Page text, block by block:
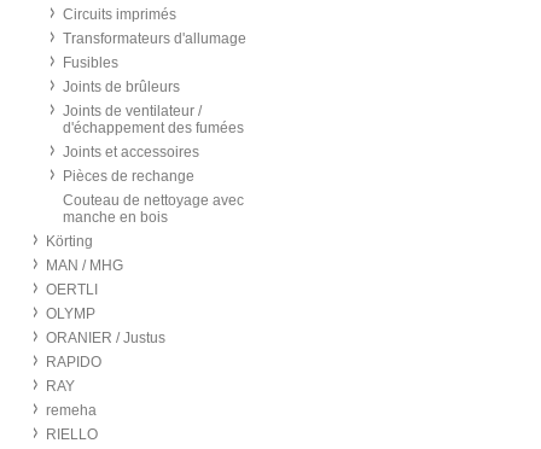
Circuits imprimés
Transformateurs d'allumage
Fusibles
Joints de brûleurs
Joints de ventilateur /
d'échappement des fumées
Joints et accessoires
Pièces de rechange
Couteau de nettoyage avec
manche en bois
Körting
MAN / MHG
OERTLI
OLYMP
ORANIER / Justus
RAPIDO
RAY
remeha
RIELLO